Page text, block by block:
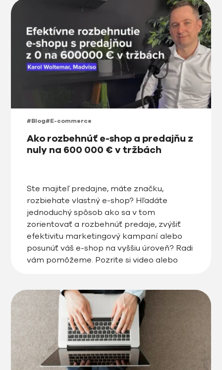
#Blog#E-commerce
Ako rozbehnúť e-shop a predajňu z
nuly na 600 000 € v tržbách
Ste majiteľ predajne, máte značku,
rozbiehate vlastný e-shop? Hľadáte
jednoduchý spôsob ako sa v tom
zorientovať a rozbehnúť predaje, zvýšiť
efektivitu marketingový kampaní alebo
posunúť váš e-shop na vyššiu úroveň? Radi
vám pomôžeme. Pozrite si video alebo
a plánom Založiť e-shop […]